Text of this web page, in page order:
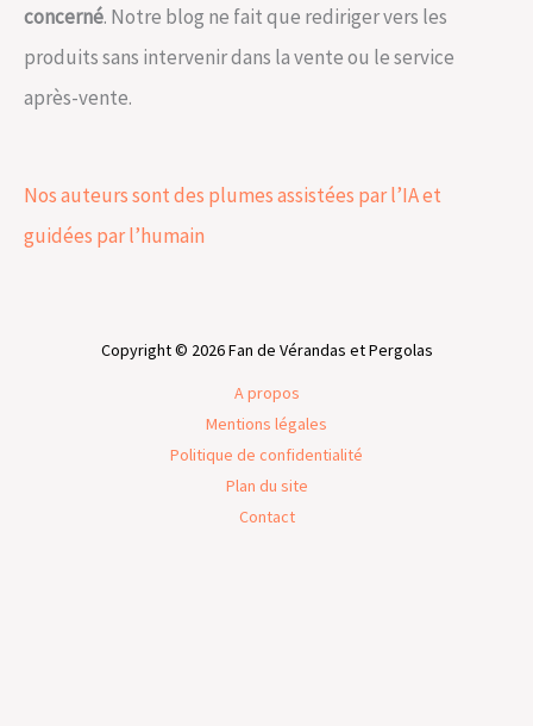
concerné. Notre blog ne fait que rediriger vers les
produits sans intervenir dans la vente ou le service
après-vente.
Nos auteurs sont des plumes assistées par l’IA et
guidées par l’humain
Copyright © 2026 Fan de Vérandas et Pergolas
A propos
Mentions légales
Politique de confidentialité
Plan du site
Contact